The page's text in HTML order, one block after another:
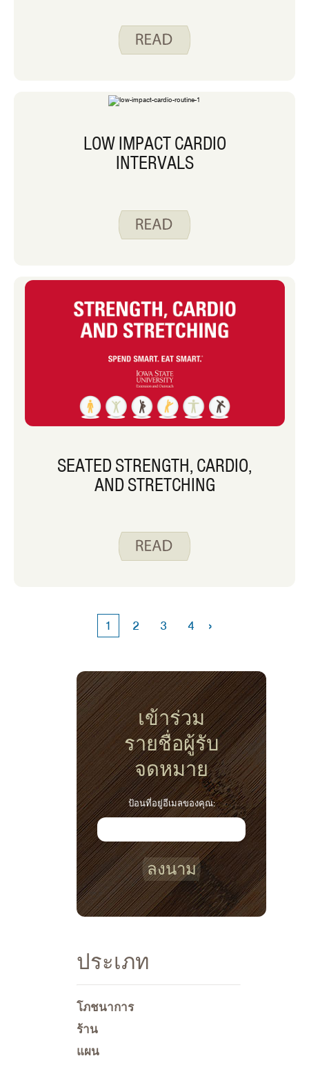
LOW IMPACT CARDIO
INTERVALS
SEATED STRENGTH, CARDIO,
AND STRETCHING
1 2 3 4 ›
เข้าร่วม
รายชื่อผู้รับ
จดหมาย
ป้อนที่อยู่อีเมลของคุณ:
ลงนาม
ประเภท
โภชนาการ
ร้าน
แผน